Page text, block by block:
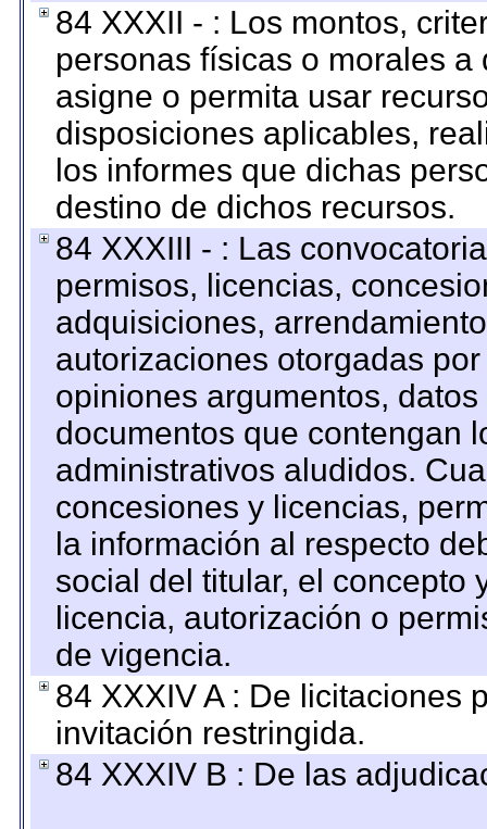
84 XXXII - : Los montos,
personas físicas o morales
asigne o permita usar
disposiciones aplicables,
los informes que dichas
destino de dichos recursos.
84 XXXIII - : Las
permisos, licencias,
adquisiciones,
autorizaciones otorgadas
opiniones argumentos,
documentos que contengan
administrativos aludidos.
concesiones y licencias,
la información al respecto
social del titular, el concepto
licencia, autorización o
de vigencia.
84 XXXIV A : De licitaciones
invitación restringida.
84 XXXIV B : De las